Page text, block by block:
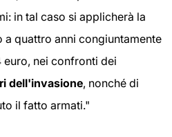
in tal caso si applicherà la
a quattro anni congiuntamente
nei confronti dei
dell'invasione, nonché di
il fatto armati."